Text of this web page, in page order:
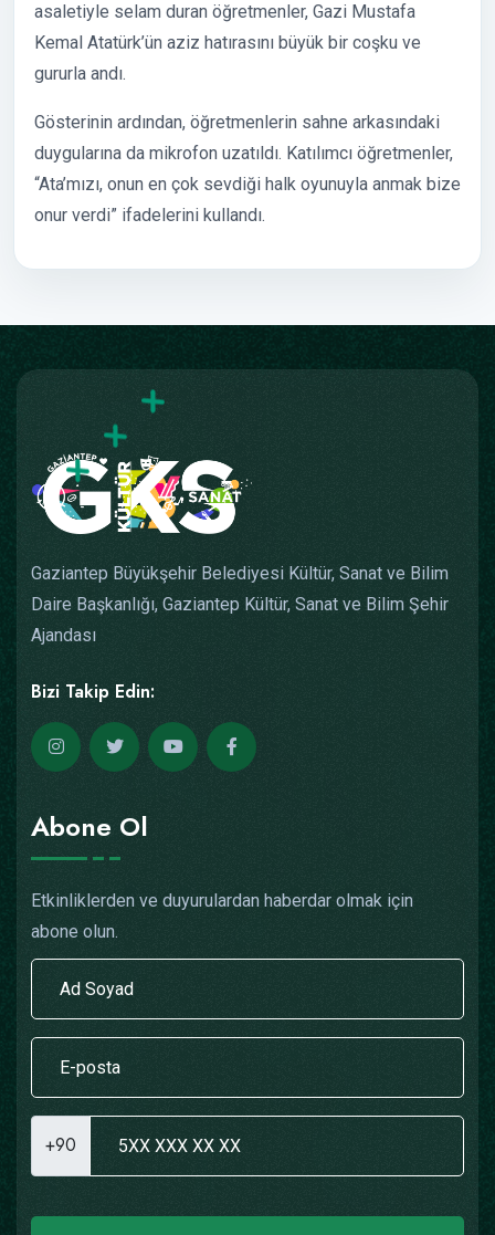
asaletiyle selam duran öğretmenler, Gazi Mustafa
Kemal Atatürk’ün aziz hatırasını büyük bir coşku ve
gururla andı.
Gösterinin ardından, öğretmenlerin sahne arkasındaki
duygularına da mikrofon uzatıldı. Katılımcı öğretmenler,
“Ata’mızı, onun en çok sevdiği halk oyunuyla anmak bize
onur verdi” ifadelerini kullandı.
Gaziantep Büyükşehir Belediyesi Kültür, Sanat ve Bilim
Daire Başkanlığı, Gaziantep Kültür, Sanat ve Bilim Şehir
Ajandası
Bizi Takip Edin:
Abone Ol
Etkinliklerden ve duyurulardan haberdar olmak için
abone olun.
+90